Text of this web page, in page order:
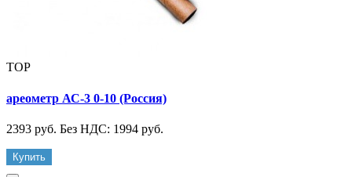
TOP
ареометр АС-3 0-10 (Россия)
2393 руб. Без НДС: 1994 руб.
Купить